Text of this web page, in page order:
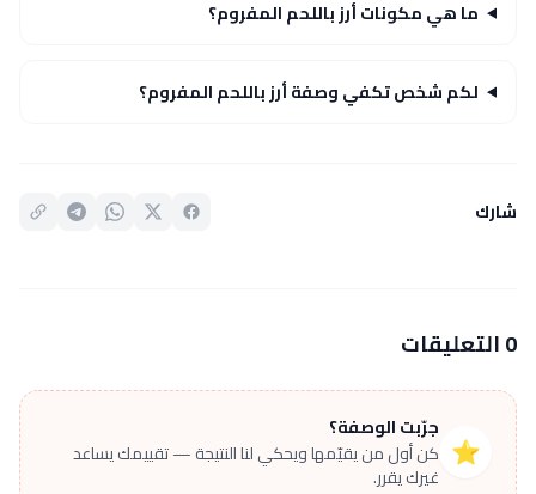
ما هي مكونات أرز باللحم المفروم؟
لكم شخص تكفي وصفة أرز باللحم المفروم؟
شارك
0 التعليقات
⭐
جرّبت الوصفة؟
كن أول من يقيّمها ويحكي لنا النتيجة — تقييمك يساعد
غيرك يقرر.